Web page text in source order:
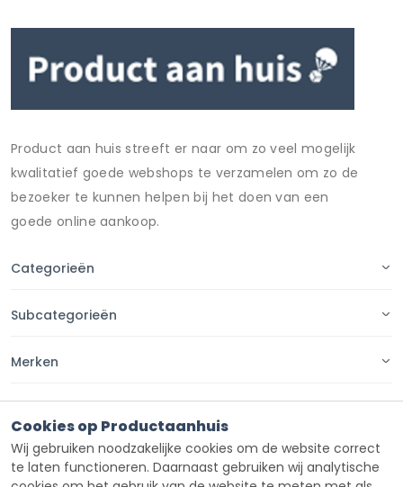
Product aan huis streeft er naar om zo veel mogelijk
kwalitatief goede webshops te verzamelen om zo de
bezoeker te kunnen helpen bij het doen van een
goede online aankoop.
Categorieën
Subcategorieën
Merken
Contact
Cookies op Productaanhuis
Wij gebruiken noodzakelijke cookies om de website correct
te laten functioneren. Daarnaast gebruiken wij analytische